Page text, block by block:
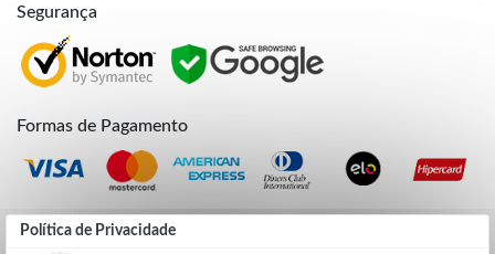
Política de Privacidade
Segurança
Formas de Pagamento
Credibilidade